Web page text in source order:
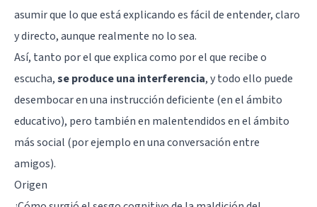
asumir que lo que está explicando es fácil de entender, claro
y directo, aunque realmente no lo sea.
Así, tanto por el que explica como por el que recibe o
escucha,se produce una interferencia, y todo ello puede
desembocar en una instrucción deficiente (en el ámbito
educativo), pero también en malentendidos en el ámbito
más social (por ejemplo en una conversación entre
amigos).
Origen